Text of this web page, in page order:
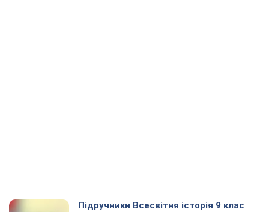
Підручники Всесвітня історія 9 клас